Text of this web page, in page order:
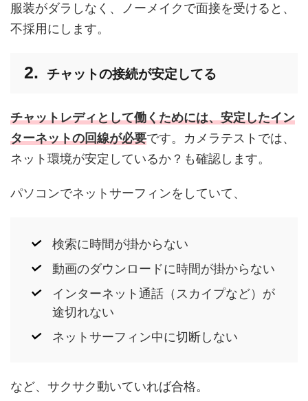
服装がダラしなく、ノーメイクで面接を受けると、
不採用にします。
チャットの接続が安定してる
チャットレディとして働くためには、安定したイン
ターネットの回線が必要です。カメラテストでは、
ネット環境が安定しているか？も確認します。
パソコンでネットサーフィンをしていて、
検索に時間が掛からない
動画のダウンロードに時間が掛からない
インターネット通話（スカイプなど）が
途切れない
ネットサーフィン中に切断しない
など、サクサク動いていれば合格。